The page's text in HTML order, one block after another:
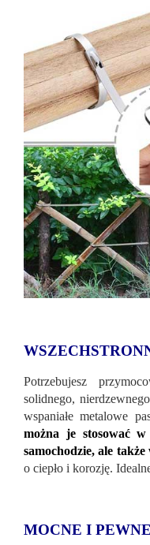
Potrzebujesz
solidnego,
wspaniałe metalowe
można je stosować
samochodzie, ale
o ciepło i korozję.
MOCNE I